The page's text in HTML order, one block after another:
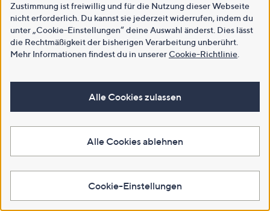
Zustimmung ist freiwillig und für die Nutzung dieser Webseite
nicht erforderlich. Du kannst sie jederzeit widerrufen, indem du
unter „Cookie-Einstellungen“ deine Auswahl änderst. Dies lässt
die Rechtmäßigkeit der bisherigen Verarbeitung unberührt.
Mehr Informationen findest du in unsererCookie-Richtlinie
Alle Cookies zulassen
Alle Cookies ablehnen
Cookie-Einstellungen